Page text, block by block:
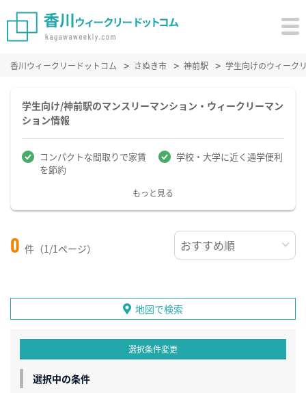
香川ウィークリードットコム さぬき市 神前駅 学生向けのウィーク
学生向け/神前駅のマンスリーマンション・ウィークリーマン
ション情報
コンパクトな間取りで家賃
を節約
学校・大学に近く通学便利
もっと見る
0 件（1/1ページ）
地図で検索
選択条件変更
選択中の条件